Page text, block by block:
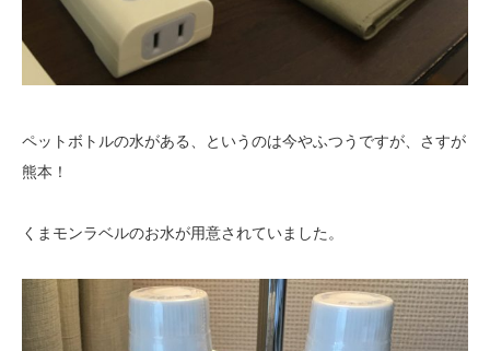
ペットボトルの水がある、というのは今やふつうですが、さすが
熊本！
くまモンラベルのお水が用意されていました。